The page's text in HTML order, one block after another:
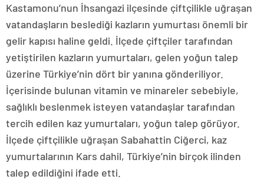
Kastamonu’nun İhsangazi ilçesinde çiftçilikle uğraşan
vatandaşların beslediği kazların yumurtası önemli bir
gelir kapısı haline geldi. İlçede çiftçiler tarafından
yetiştirilen kazların yumurtaları, gelen yoğun talep
üzerine Türkiye’nin dört bir yanına gönderiliyor.
İçerisinde bulunan vitamin ve minareler sebebiyle,
sağlıklı beslenmek isteyen vatandaşlar tarafından
tercih edilen kaz yumurtaları, yoğun talep görüyor.
İlçede çiftçilikle uğraşan Sabahattin Ciğerci, kaz
yumurtalarının Kars dahil, Türkiye’nin birçok ilinden
talep edildiğini ifade etti.